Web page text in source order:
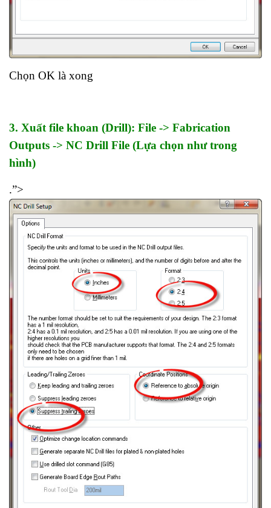
Chọn OK là xong
3. Xuất file khoan (Drill): File -> Fabrication
Outputs -> NC Drill File (Lựa chọn như trong
hình)
.”>